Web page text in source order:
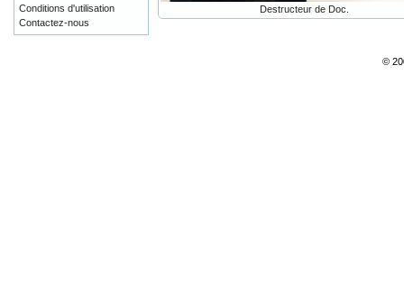
Destructeur de Doc.
Conditions d'utilisation
Contactez-nous
©